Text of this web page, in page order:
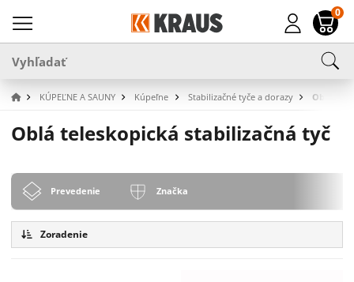
0
KÚPEĽNE A SAUNY Kúpeľne Stabilizačné tyče a dorazy Oblá
Oblá teleskopická stabilizačná tyč
Prevedenie Značka
Zoradenie